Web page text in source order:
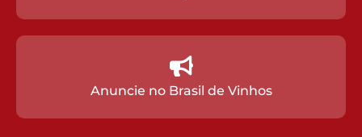
Anuncie no Brasil de Vinhos